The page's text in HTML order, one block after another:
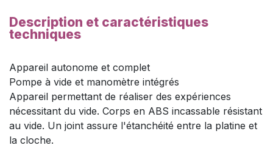
Description et caractéristiques
techniques
Appareil autonome et complet
Pompe à vide et manomètre intégrés
Appareil permettant de réaliser des expériences
nécessitant du vide. Corps en ABS incassable résistant
au vide. Un joint assure l'étanchéité entre la platine et
la cloche.